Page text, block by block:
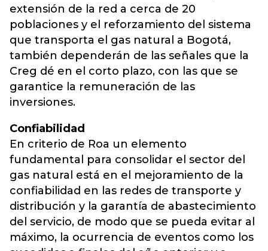
extensión de la red a cerca de 20
poblaciones y el reforzamiento del sistema
que transporta el gas natural a Bogotá,
también dependerán de las señales que la
Creg dé en el corto plazo, con las que se
garantice la remuneración de las
inversiones.
Confiabilidad
En criterio de Roa un elemento
fundamental para consolidar el sector del
gas natural está en el mejoramiento de la
confiabilidad en las redes de transporte y
distribución y la garantía de abastecimiento
del servicio, de modo que se pueda evitar al
máximo, la ocurrencia de eventos como los